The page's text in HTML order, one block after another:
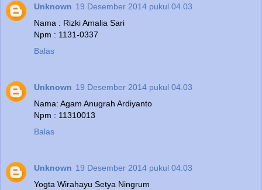
Unknown 19 Desember 2014 pukul 04.03
Nama : Rizki Amalia Sari
Npm : 1131-0337
Balas
Unknown 19 Desember 2014 pukul 04.03
Nama: Agam Anugrah Ardiyanto
Npm : 11310013
Balas
Unknown 19 Desember 2014 pukul 04.03
Yogta Wirahayu Setya Ningrum